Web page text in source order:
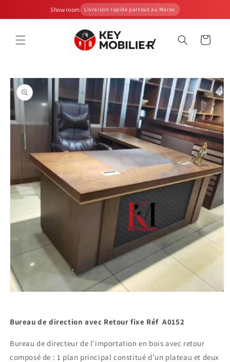
au
Showroom Livraison rapide partout au Maroc
Panier
Passer aux
informations
produits
1
dans
fenêtre
modale
Bureau de direction avec Retour fixe Réf A0152
Bureau de directeur de l'importation en bois avec retour
composé de : 1 plan principal constitué d’un plateau et deux